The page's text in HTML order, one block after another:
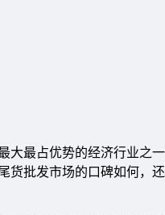
大最占优势的经济行业之
货批发市场的口碑如何，